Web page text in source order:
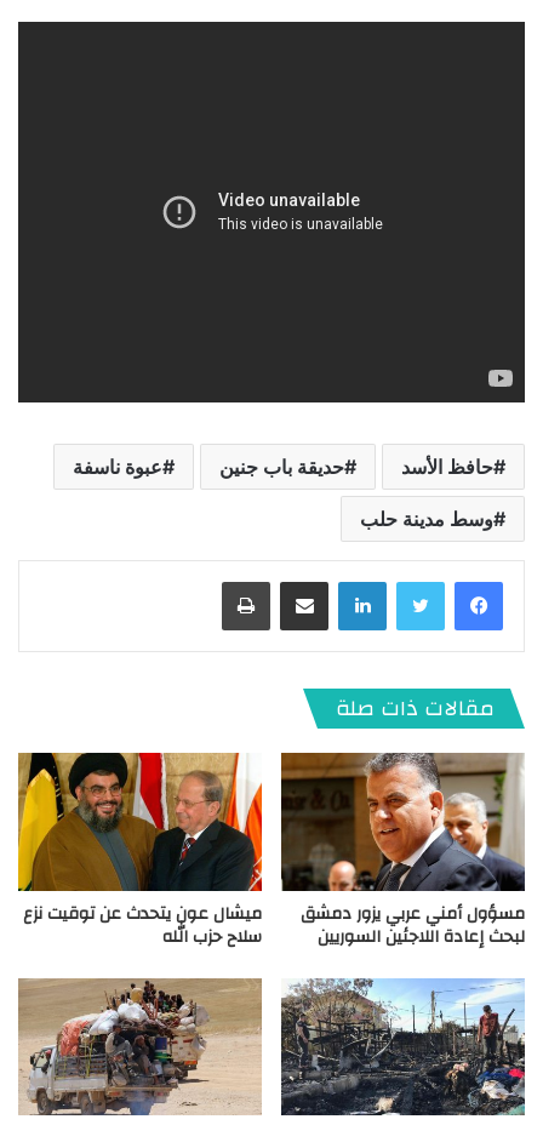
حافظ الأسد حديقة باب جنين عبوة ناسفة
وسط مدينة حلب
لينكدإن
مقالات ذات صلة
مسؤول أمني عربي يزور دمشق
لبحث إعادة اللاجئين السوريين
ميشال عون يتحدث عن توقيت نزع
سلاح حزب الله